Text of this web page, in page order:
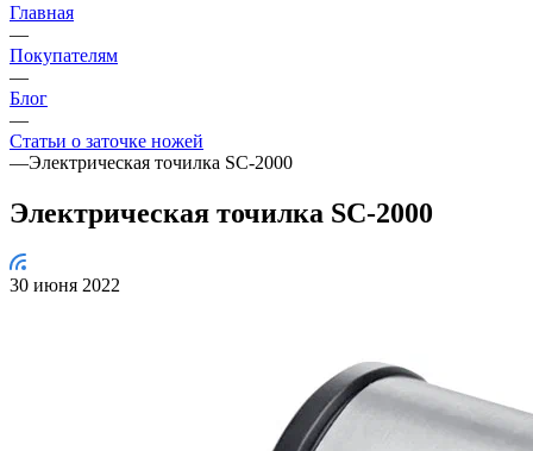
Главная
—
Покупателям
—
Блог
—
Статьи о заточке ножей
—Электрическая точилка SC-2000
Электрическая точилка SC-2000
30 июня 2022